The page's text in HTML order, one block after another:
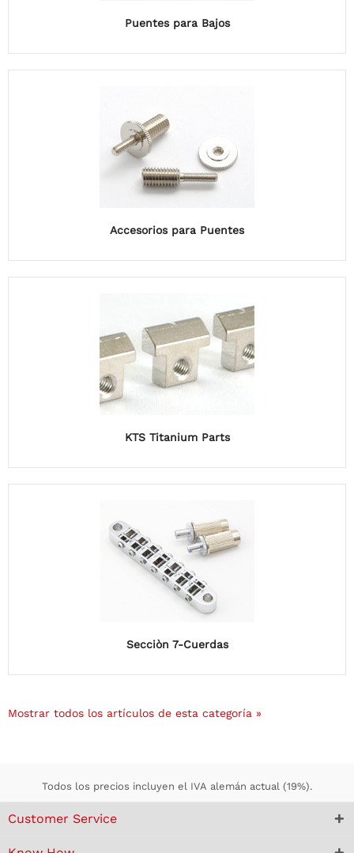
Puentes para Bajos
Accesorios para Puentes
KTS Titanium Parts
Secciòn 7-Cuerdas
Mostrar todos los artículos de esta categoría »
Todos los precios incluyen el IVA alemán actual (19%).
Customer Service